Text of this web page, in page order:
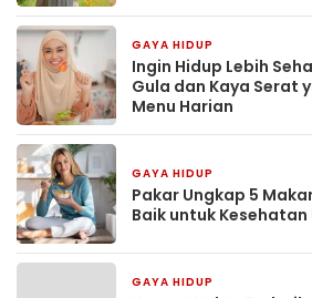
GAYA HIDUP
Ingin Hidup Lebih
Gula dan Kaya Serat
Menu Harian
GAYA HIDUP
Pakar Ungkap 5
Baik untuk Kesehatan
GAYA HIDUP